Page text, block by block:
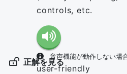
controls, etc.
音声機能が動作しない場
正解を見る
user-friendly